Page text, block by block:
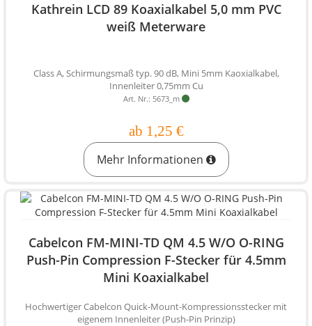
Kathrein LCD 89 Koaxialkabel 5,0 mm PVC
weiß Meterware
Class A, Schirmungsmaß typ. 90 dB, Mini 5mm Kaoxialkabel,
Innenleiter 0,75mm Cu
Art. Nr.: 5673_m
ab 1,25 €
Mehr Informationen
Cabelcon FM-MINI-TD QM 4.5 W/O O-RING
Push-Pin Compression F-Stecker für 4.5mm
Mini Koaxialkabel
Hochwertiger Cabelcon Quick-Mount-Kompressionsstecker mit
eigenem Innenleiter (Push-Pin Prinzip)